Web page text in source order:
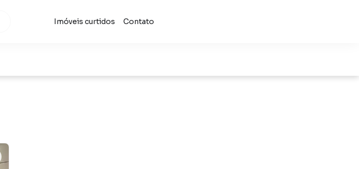
Imóveis curtidos Contato